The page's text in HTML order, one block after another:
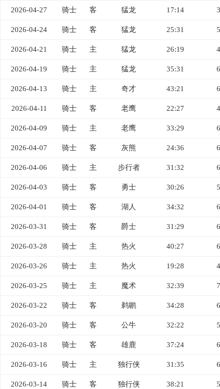
2026-04-27 骑士 客 猛龙 17:14
2026-04-24 骑士 客 猛龙 25:31
2026-04-21 骑士 主 猛龙 26:19
2026-04-19 骑士 主 猛龙 35:31
2026-04-13 骑士 主 奇才 43:21
2026-04-11 骑士 客 老鹰 22:27
2026-04-09 骑士 主 老鹰 33:29
2026-04-07 骑士 客 灰熊 24:36
2026-04-06 骑士 主 步行者 31:32
2026-04-03 骑士 客 勇士 30:26
2026-04-01 骑士 客 湖人 34:32
2026-03-31 骑士 客 爵士 31:29
2026-03-28 骑士 主 热火 40:27
2026-03-26 骑士 主 热火 19:28
2026-03-25 骑士 主 魔术 32:39
2026-03-22 骑士 客 鹈鹕 34:28
2026-03-20 骑士 客 公牛 32:22
2026-03-18 骑士 客 雄鹿 37:24
2026-03-16 骑士 主 独行侠 31:35
2026-03-14 骑士 客 独行侠 38:21